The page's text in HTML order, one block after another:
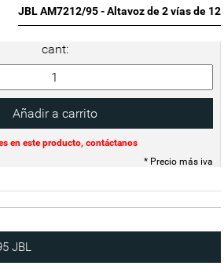
JBL AM7212/95 - Altavoz de 2 vías de 12
cant:
en este producto, contáctanos
* Precio más iva
JBL